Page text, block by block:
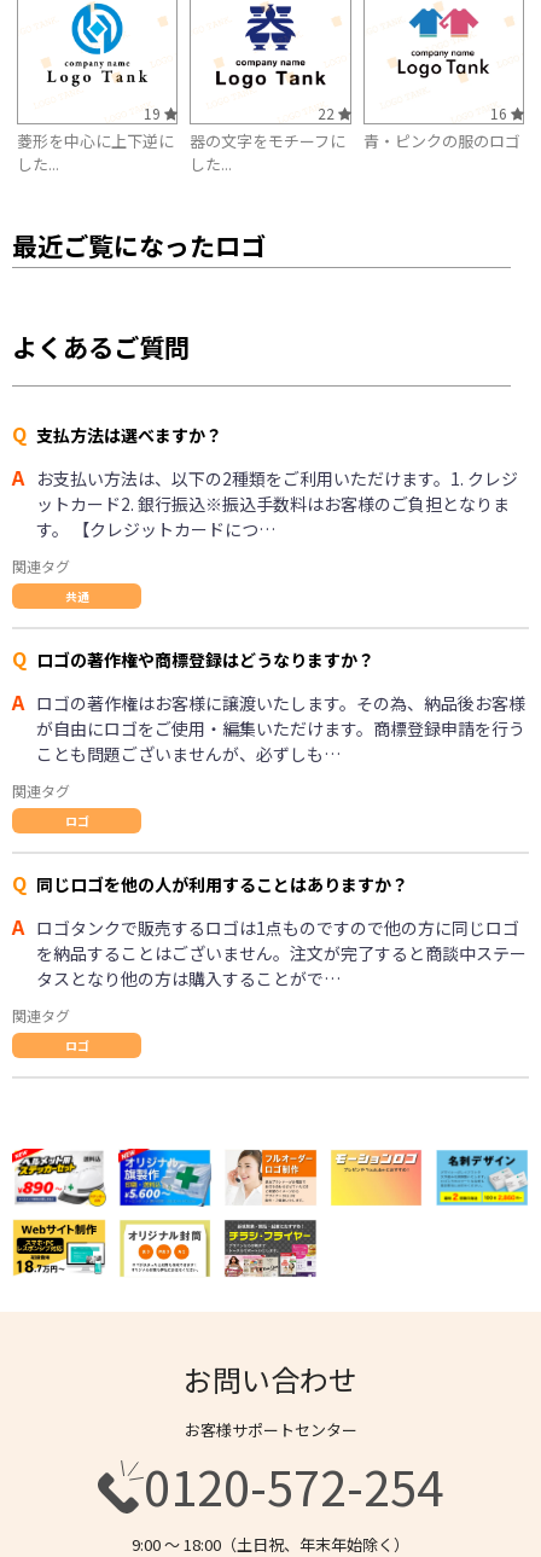
19
菱形を中心に上下逆に
した...
22
器の文字をモチーフに
した...
16
青・ピンクの服のロゴ
最近ご覧になったロゴ
よくあるご質問
Q 支払方法は選べますか？
A お支払い方法は、以下の2種類をご利用いただけます。1. クレジ
ットカード2. 銀行振込※振込手数料はお客様のご負担となりま
す。 【クレジットカードにつ…
関連タグ
共通
Q ロゴの著作権や商標登録はどうなりますか？
A ロゴの著作権はお客様に譲渡いたします。その為、納品後お客様
が自由にロゴをご使用・編集いただけます。商標登録申請を行う
ことも問題ございませんが、必ずしも…
関連タグ
ロゴ
Q 同じロゴを他の人が利用することはありますか？
A ロゴタンクで販売するロゴは1点ものですので他の方に同じロゴ
を納品することはございません。注文が完了すると商談中ステー
タスとなり他の方は購入することがで…
関連タグ
ロゴ
お問い合わせ
お客様サポートセンター
0120-572-254
9:00 〜 18:00（土日祝、年末年始除く）